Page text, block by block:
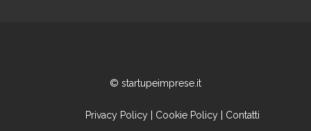
© startupeimprese.it
Privacy Policy Cookie Policy Contatti